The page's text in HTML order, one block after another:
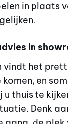
in plaats
in
vindt het
en
u thuis te
Denk